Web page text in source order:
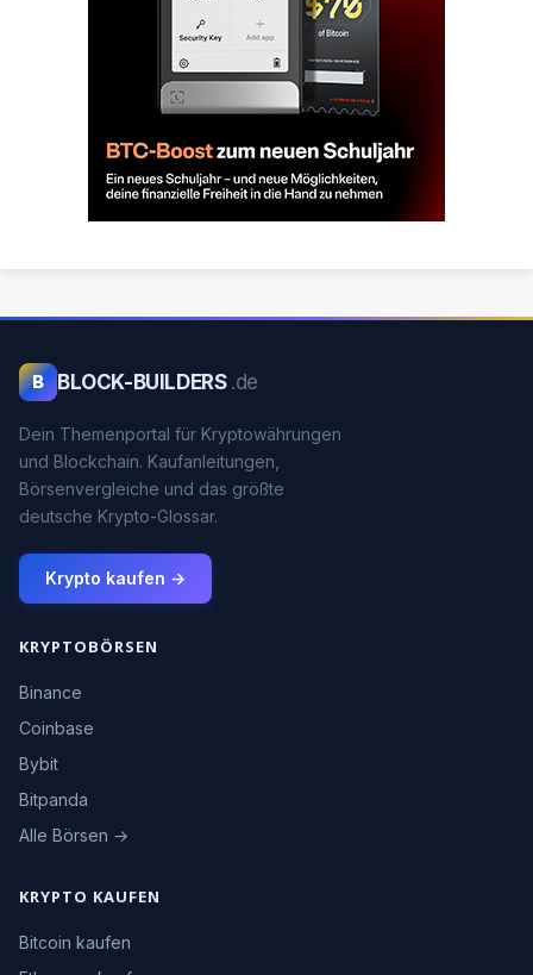
B BLOCK-BUILDERS .de
Dein Themenportal für Kryptowährungen
und Blockchain. Kaufanleitungen,
Börsenvergleiche und das größte
deutsche Krypto-Glossar.
Krypto kaufen →
KRYPTOBÖRSEN
Binance
Coinbase
Bybit
Bitpanda
Alle Börsen →
KRYPTO KAUFEN
Bitcoin kaufen